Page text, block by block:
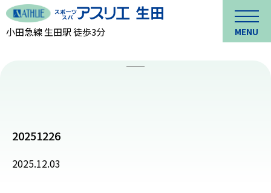
小田急線 生田駅 徒歩3分 MENU
20251226
2025.12.03